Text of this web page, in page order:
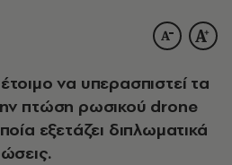
να υπερασπιστεί τα
πτώση ρωσικού drone
εξετάζει διπλωματικά